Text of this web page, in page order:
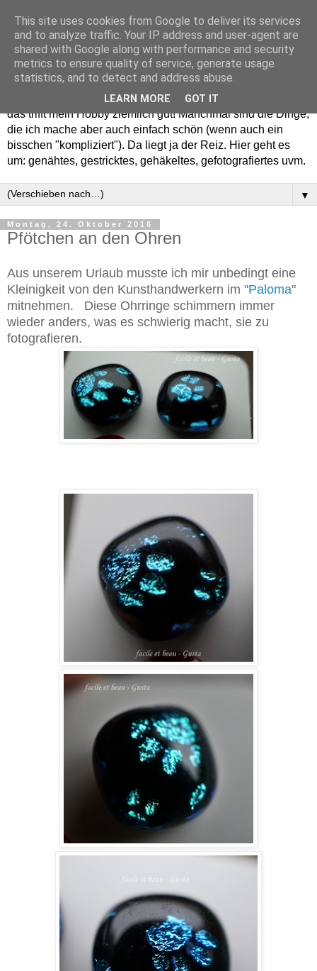
Willkommen in meinem "Wohnzimmer". Einfach und schön -
das trifft mein Hobby ziemlich gut! Manchmal sind die Dinge,
die ich mache aber auch einfach schön (wenn auch ein
bisschen "kompliziert"). Da liegt ja der Reiz. Hier geht es
um: genähtes, gestricktes, gehäkeltes, gefotografiertes uvm.
▼
Montag, 24. Oktober 2016
Pfötchen an den Ohren
Aus unserem Urlaub musste ich mir unbedingt eine
Kleinigkeit von den Kunsthandwerkern im "Paloma"
mitnehmen. Diese Ohrringe schimmern immer
wieder anders, was es schwierig macht, sie zu
fotografieren.
This site uses cookies from Google to deliver its services
and to analyze traffic. Your IP address and user-agent are
shared with Google along with performance and security
metrics to ensure quality of service, generate usage
statistics, and to detect and address abuse.
LEARN MORE GOT IT